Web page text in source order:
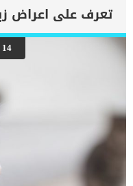
بعلاج الخوف من الكلاب عند
موضوعي وطبيعي بالنسبة إلى
الكلاب التي تتصف بهيئتها
وعادة ما ينصح الأطباء
الكلاب حتى يكبرون وتصبح
يحيط بهم من أشياء
الكلاب. ومن أجل علاج
بهدة أمور من اهمها ما
علاج الخوف من
14 سبتمبر 2022